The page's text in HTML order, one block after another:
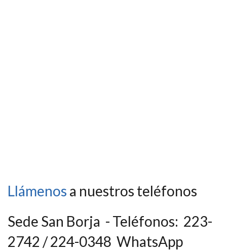
Llámenos a nuestros teléfonos
Sede San Borja - Teléfonos: 223-
2742 / 224-0348 WhatsApp